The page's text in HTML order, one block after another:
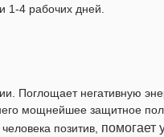
1-4 рабочих дней.
Поглощает негативную
мощнейшее защитное
позитив, помогает